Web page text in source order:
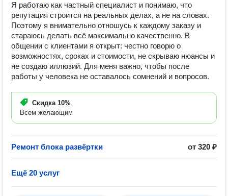
Я работаю как частный специалист и понимаю, что
репутация строится на реальных делах, а не на словах.
Поэтому я внимательно отношусь к каждому заказу и
стараюсь делать всё максимально качественно. В
общении с клиентами я открыт: честно говорю о
возможностях, сроках и стоимости, не скрываю нюансы и
не создаю иллюзий. Для меня важно, чтобы после
работы у человека не оставалось сомнений и вопросов.
Скидка 10%
Всем желающим
Ремонт блока развёртки от 320 ₽
Ещё 20 услуг